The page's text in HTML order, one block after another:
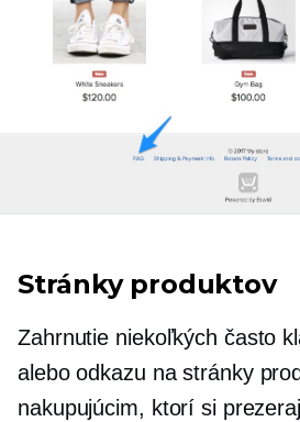
Stránky produktov
Zahrnutie niekoľkých často
alebo odkazu na stránky
nakupujúcim, ktorí si